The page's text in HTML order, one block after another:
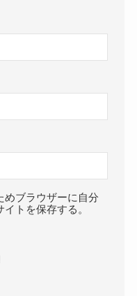
めブラウザーに自分
トを保存する。